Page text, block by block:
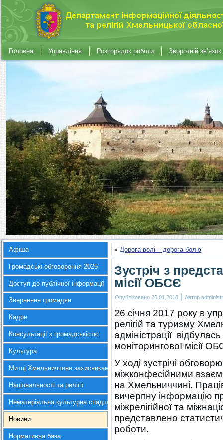
Головна Управління Розпорядок роботи Зворотній зв’язок
Афіша
Громадські обговорення 2025
Доступ до публічної інформації
Звернення громадян
Кадри
Консультації з громадськістю
Культура
Митці Хмельниччини захисникам України
Національності та релігії
Нематеріальна культурна спадщина
Новини
Нормативна база
« Дорога волі – дорога болю
Зустріч з
місії ОБСЄ
Опубліковано 26.01.2018 | Автор
26 січня 2017 року в
релігій та туризму
адміністрації
моніторингової місії
У ході зустрічі
міжконфесійними
на Хмельниччині.
вичерпну інформацію
міжрелігійної та
представлено
роботи.